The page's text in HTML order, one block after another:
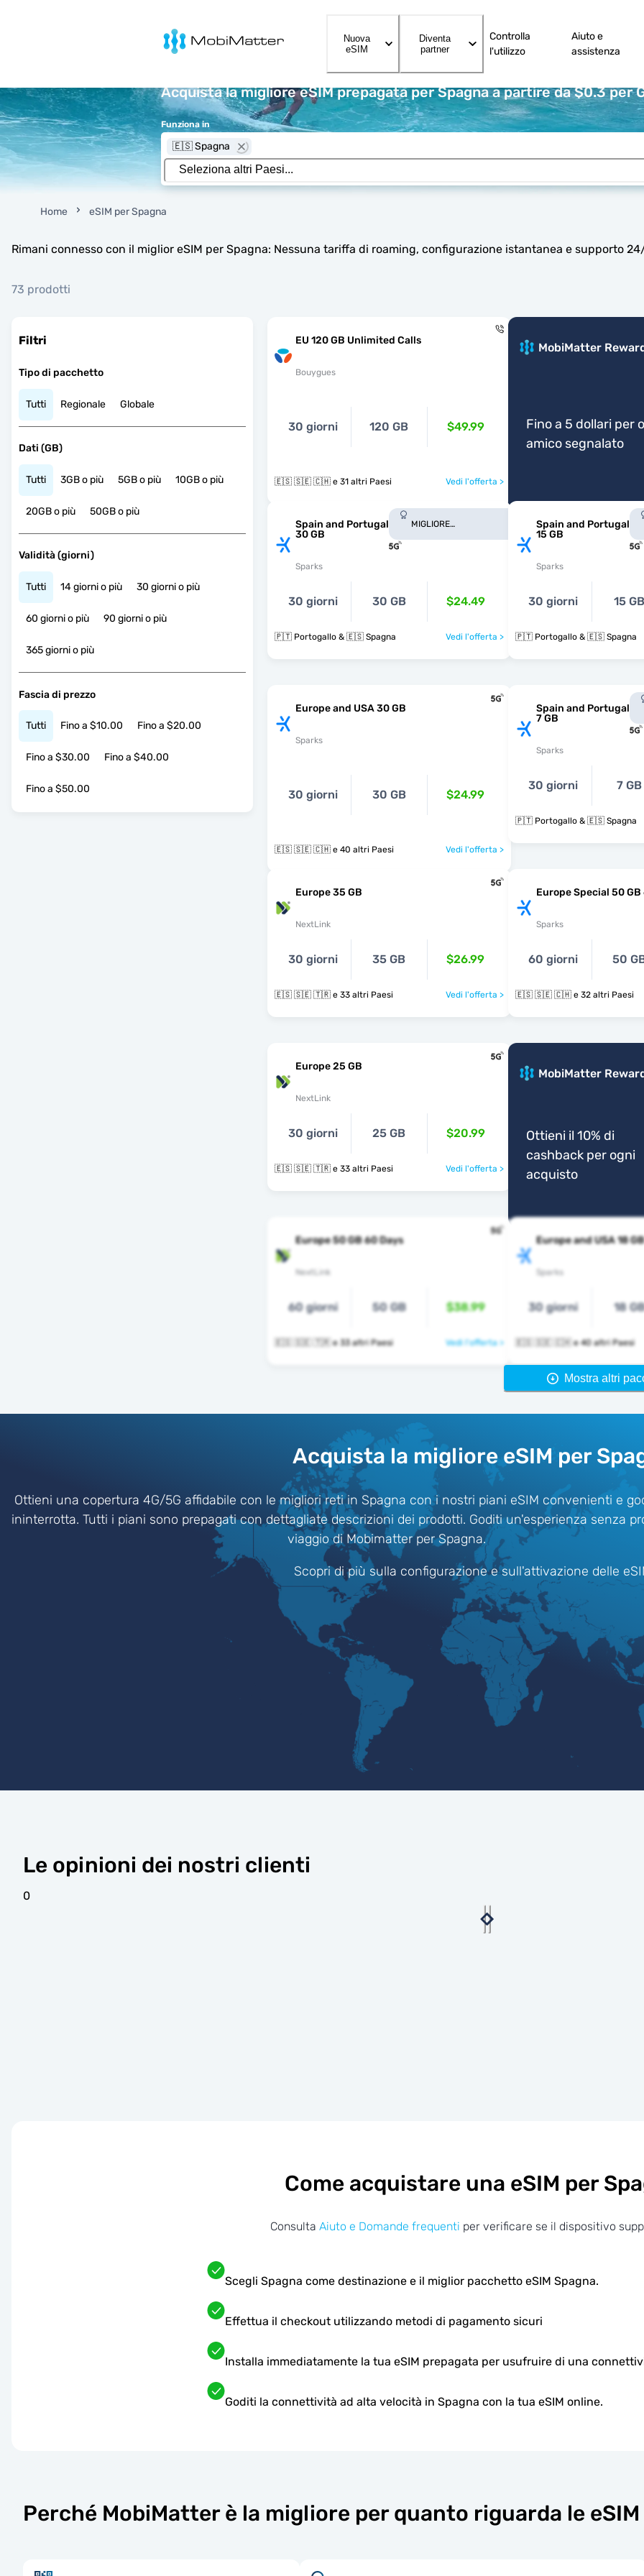
MobiMatter
Nuova
eSIM
Diventa
partner
Controlla
l'utilizzo
Aiuto e
assistenza
Acquista la migliore eSIM prepagata per Spagna a partire da $0.3 per
Funziona in
🇪🇸 Spagna
Home eSIM per Spagna
Rimani connesso con il miglior eSIM per Spagna: Nessuna tariffa di roaming, configurazione istantanea e supporto
73 prodotti
Filtri
Tipo di pacchetto
Tutti Regionale Globale
Dati (GB)
Tutti 3GB o più 5GB o più 10GB o più
20GB o più 50GB o più
Validità (giorni)
Tutti 14 giorni o più 30 giorni o più
60 giorni o più 90 giorni o più
365 giorni o più
Fascia di prezzo
Tutti Fino a $10.00 Fino a $20.00
Fino a $30.00 Fino a $40.00
Fino a $50.00
EU 120 GB Unlimited Calls
Bouygues
30 giorni 120 GB $49.99
🇪🇸 🇸🇪 🇨🇭 e 31 altri Paesi Vedi l'offerta >
MobiMatter
Fino a 5 dollari per
amico segnalato
Spain and Portugal
30 GB
Sparks
MIGLIORE
30 giorni 30 GB $24.49
🇵🇹 Portogallo & 🇪🇸 Spagna Vedi l'offerta >
Spain and Portugal
15 GB
Sparks
30 giorni 15 GB
🇵🇹 Portogallo & 🇪🇸 Spagna
Europe and USA 30 GB
Sparks
30 giorni 30 GB $24.99
🇪🇸 🇸🇪 🇨🇭 e 40 altri Paesi Vedi l'offerta >
Spain and Portugal
7 GB
Sparks
30 giorni 7 GB
🇵🇹 Portogallo & 🇪🇸 Spagna
Europe 35 GB
NextLink
30 giorni 35 GB $26.99
🇪🇸 🇸🇪 🇹🇷 e 33 altri Paesi Vedi l'offerta >
Europe Special 50 GB
Sparks
60 giorni 50
🇪🇸 🇸🇪 🇨🇭 e 32 altri Paesi
Europe 25 GB
NextLink
30 giorni 25 GB $20.99
🇪🇸 🇸🇪 🇹🇷 e 33 altri Paesi Vedi l'offerta >
MobiMatter
Ottieni il 10% di
cashback per ogni
acquisto
Europe 50 GB 60 Days
NextLink
60 giorni 50 GB $38.99
🇪🇸 🇸🇪 🇹🇷 e 33 altri Paesi Vedi l'offerta >
Europe and USA 18 GB
Sparks
30 giorni 18
🇪🇸 🇸🇪 🇨🇭 e 40 altri Paesi
Mostra altri
Acquista la migliore eSIM per
Ottieni una copertura 4G/5G affidabile con le migliori reti in Spagna con i nostri piani eSIM convenienti e
ininterrotta. Tutti i piani sono prepagati con dettagliate descrizioni dei prodotti. Goditi un'esperienza senza
viaggio di Mobimatter per Spagna.
Scopri di più sulla configurazione e sull'attivazione delle
Le opinioni dei nostri clienti
0
Come acquistare una eSIM per
Consulta Aiuto e Domande frequenti per verificare se il dispositivo
Scegli Spagna come destinazione e il miglior pacchetto eSIM Spagna.
Effettua il checkout utilizzando metodi di pagamento sicuri
Installa immediatamente la tua eSIM prepagata per usufruire di una
Goditi la connettività ad alta velocità in Spagna con la tua eSIM online.
Perché MobiMatter è la migliore per quanto riguarda le eSIM